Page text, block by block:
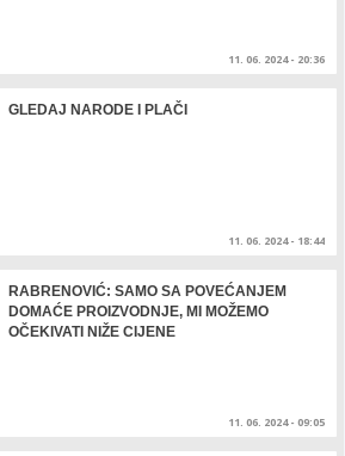
11. 06. 2024 - 20:36
GLEDAJ NARODE I PLAČI
11. 06. 2024 - 18:44
RABRENOVIĆ: SAMO SA POVEĆANJEM
DOMAĆE PROIZVODNJE, MI MOŽEMO
OČEKIVATI NIŽE CIJENE
11. 06. 2024 - 09:05